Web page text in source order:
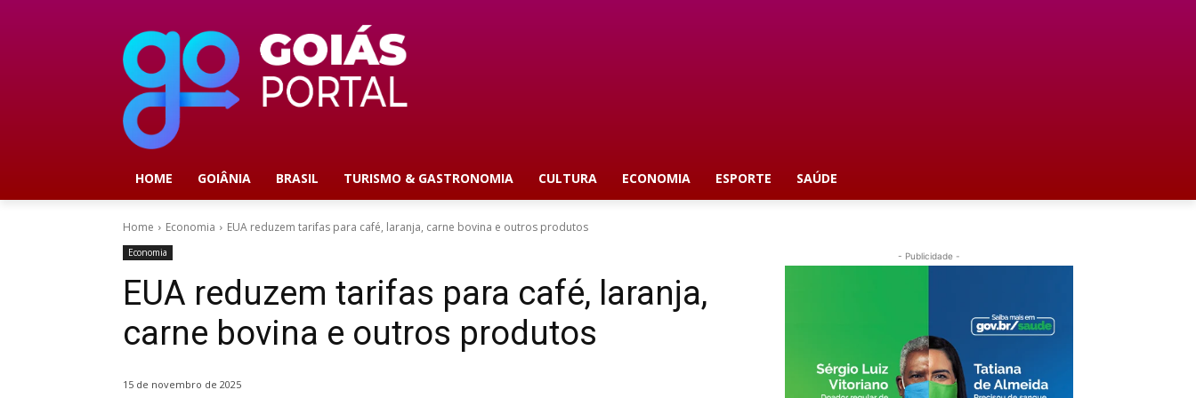
HOME GOIÂNIA BRASIL TURISMO & GASTRONOMIA CULTURA ECONOMIA ESPORTE SAÚDE
Home Economia EUA reduzem tarifas para café, laranja, carne bovina e outros produtos
Economia
EUA reduzem tarifas para café, laranja,
carne bovina e outros produtos
15 de novembro de 2025
- Publicidade -